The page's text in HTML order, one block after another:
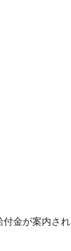
付金が案内され